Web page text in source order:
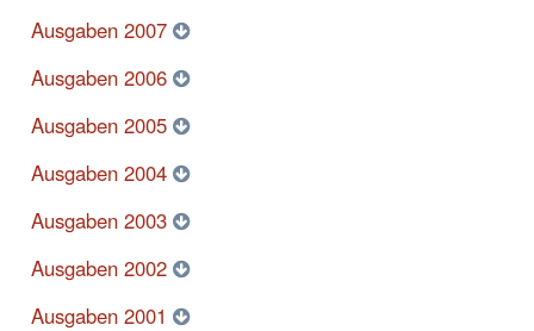
Ausgaben 2007
Ausgaben 2006
Ausgaben 2005
Ausgaben 2004
Ausgaben 2003
Ausgaben 2002
Ausgaben 2001